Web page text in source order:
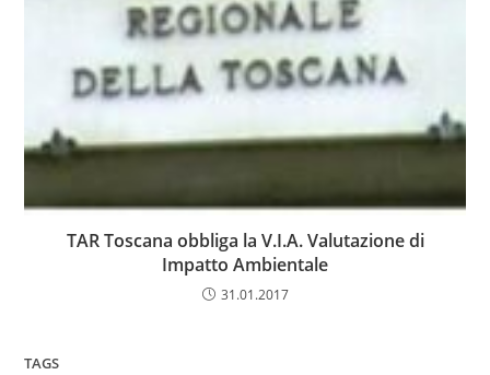
TAR Toscana obbliga la V.I.A. Valutazione di
Impatto Ambientale
31.01.2017
TAGS